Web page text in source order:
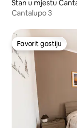
Stan u mjestu
Cantalupo 3
Favorit gostiju
Favorit gostiju